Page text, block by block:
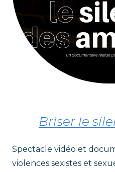
Briser le
Spectacle vidéo et
violences sexistes et